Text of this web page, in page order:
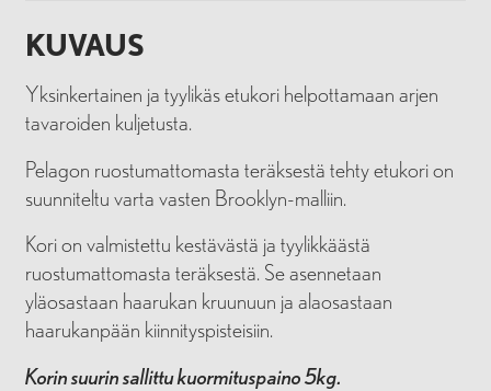
KUVAUS
Yksinkertainen ja tyylikäs etukori helpottamaan arjen
tavaroiden kuljetusta.
Pelagon ruostumattomasta teräksestä tehty etukori on
suunniteltu varta vasten Brooklyn-malliin.
Kori on valmistettu kestävästä ja tyylikkäästä
ruostumattomasta teräksestä. Se asennetaan
yläosastaan haarukan kruunuun ja alaosastaan
haarukanpään kiinnityspisteisiin.
Korin suurin sallittu kuormituspaino 5kg.